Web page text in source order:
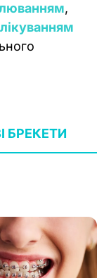
,
лікуванням
БРЕКЕТИ